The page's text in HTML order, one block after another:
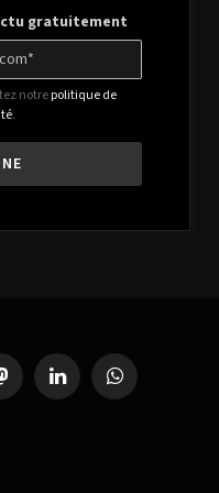
gratuitement
notrepolitique de
.
LinkedIn WhatsApp